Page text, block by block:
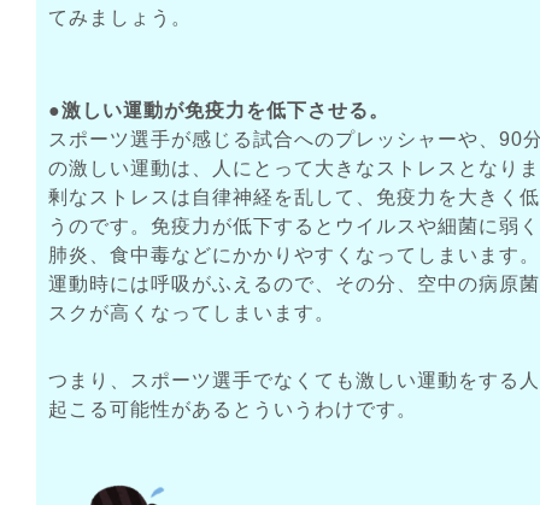
てみましょう。
●激しい運動が免疫力を低下させる。
スポーツ選手が感じる試合へのプレッシャーや、90
の激しい運動は、人にとって大きなストレスとなり
剰なストレスは自律神経を乱して、免疫力を大きく
うのです。免疫力が低下するとウイルスや細菌に弱
肺炎、食中毒などにかかりやすくなってしまいます
運動時には呼吸がふえるので、その分、空中の病原
スクが高くなってしまいます。
つまり、スポーツ選手でなくても激しい運動をする
起こる可能性があるとういうわけです。